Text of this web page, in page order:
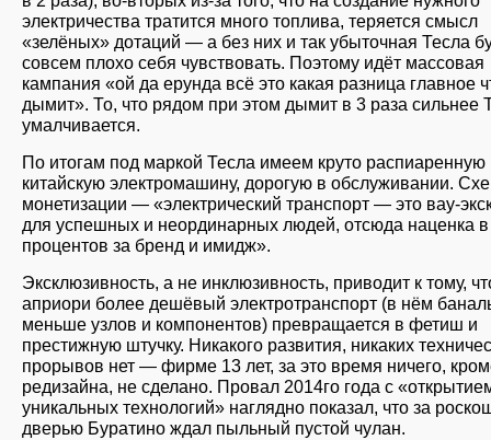
электричества тратится много топлива, теряется смысл
«зелёных» дотаций — а без них и так убыточная Тесла
совсем плохо себя чувствовать. Поэтому идёт массовая
кампания «ой да ерунда всё это какая разница главное
дымит». То, что рядом при этом дымит в 3 раза
умалчивается.
По итогам под маркой Тесла имеем круто распиаренную
китайскую электромашину, дорогую в обслуживании.
монетизации — «электрический транспорт — это вау-
для успешных и неординарных людей, отсюда наценка в
процентов за бренд и имидж».
Эксклюзивность, а не инклюзивность, приводит к тому,
априори более дешёвый электротранспорт (в нём
меньше узлов и компонентов) превращается в фетиш и
престижную штучку. Никакого развития, никаких
прорывов нет — фирме 13 лет, за это время ничего,
редизайна, не сделано. Провал 2014го года с
уникальных технологий» наглядно показал, что за
дверью Буратино ждал пыльный пустой чулан.